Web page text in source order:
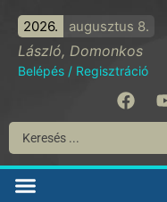
2026. augusztus 8.
László, Domonkos
Belépés / Regisztráció